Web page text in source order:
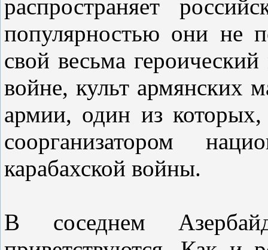
распространяет
популярностью они не
свой весьма
войне, культ армянских
армии, один из
соорганизатором
карабахской войны.
В соседнем